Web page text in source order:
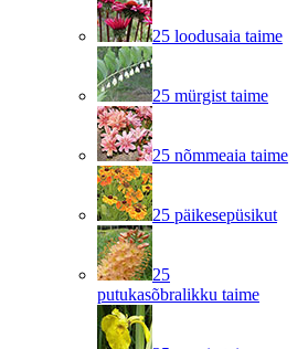
25 loodusaia taime
25 mürgist taime
25 nõmmeaia taime
25 päikesepüsikut
25
putukasõbralikku taime